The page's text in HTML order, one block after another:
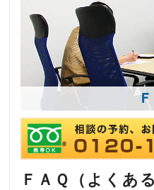
Ｆ
ＦＡＱ（よくあ